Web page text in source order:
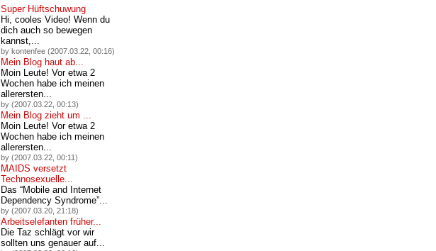
Super Hüftschuwung
Hi, cooles Video! Wenn du
dich auch so bewegen
kannst,...
by kontenfee (2007.03.22, 00:16)
Mein Blog haut ab...
Moin Leute! Vor etwa 2
Wochen habe ich meinen
allerersten...
by (2007.03.22, 00:13)
Mein Blog zieht um ...
Moin Leute! Vor etwa 2
Wochen habe ich meinen
allerersten...
by (2007.03.22, 00:11)
MAIDS versetzt
Technosexuelle...
Das “Mobile and Internet
Dependency Syndrome”...
by (2007.03.20, 21:18)
Arbeitselefanten früher...
Die Taz schlägt vor wir
sollten uns genauer auf...